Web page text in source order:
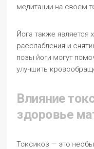
медитации на своем
Йога также
расслабления и
позы йоги могут
улучшить
Влияние
здоровье
Токсикоз — это